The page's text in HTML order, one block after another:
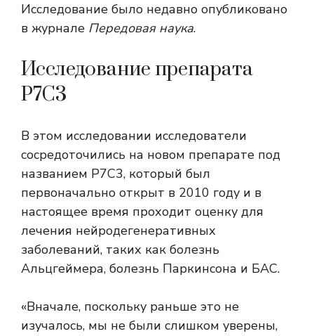
Исследование было недавно опубликовано
в журнале Передовая наука.
Исследование препарата
P7C3
В этом исследовании исследователи
сосредоточились на новом препарате под
названием P7C3, который был
первоначально открыт в 2010 году и в
настоящее время проходит оценку для
лечения нейродегенеративных
заболеваний, таких как болезнь
Альцгеймера, болезнь Паркинсона и БАС.
«Вначале, поскольку раньше это не
изучалось, мы не были слишком уверены,